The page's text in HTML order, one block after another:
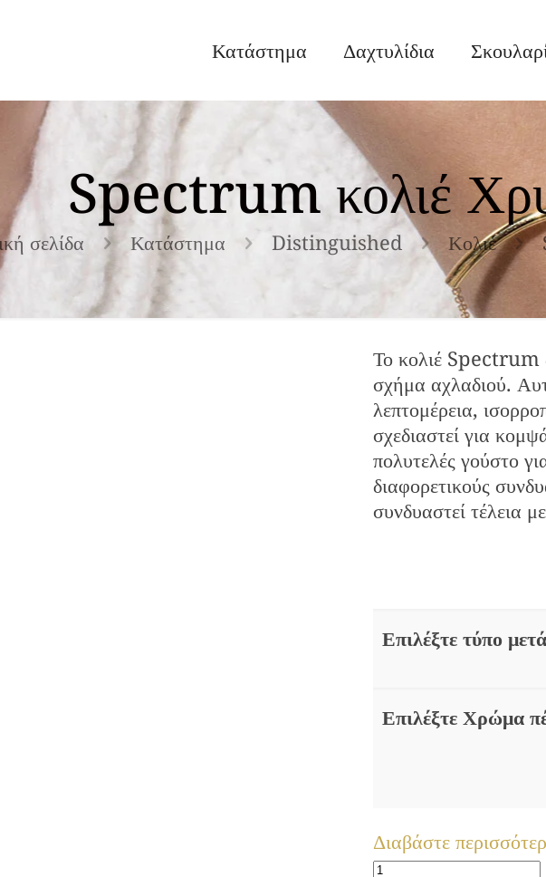
Κατάστημα Δαχτυλίδια
Spectrum κολιέ
σελίδα Κατάστημα Distinguished Κολιέ
Το κολιέ Spectrum
σχήμα αχλαδιού.
λεπτομέρεια,
σχεδιαστεί για
πολυτελές γούστο
διαφορετικούς
συνδυαστεί τέλεια
Επιλέξτε τύπο
Επιλέξτε Χρώμα
Διαβάστε